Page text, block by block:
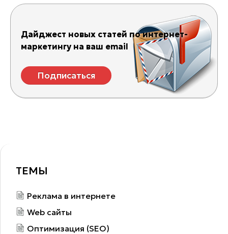
Дайджест новых статей по интернет-
маркетингу на ваш email
Подписаться
ТЕМЫ
Реклама в интернете
Web сайты
Оптимизация (SEO)